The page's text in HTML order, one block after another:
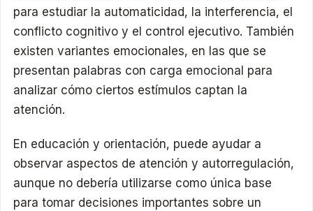
para estudiar la automaticidad, la interferencia, el
conflicto cognitivo y el control ejecutivo. También
existen variantes emocionales, en las que se
presentan palabras con carga emocional para
analizar cómo ciertos estímulos captan la
atención.
En educación y orientación, puede ayudar a
observar aspectos de atención y autorregulación,
aunque no debería utilizarse como única base
para tomar decisiones importantes sobre un